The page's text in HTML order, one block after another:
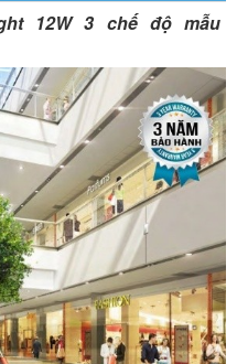
12W 3 chế độ mẫu